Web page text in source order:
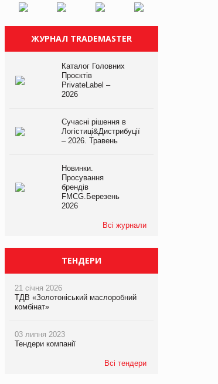
ЖУРНАЛ TRADEMASTER
Каталог Головних
Проєктів
PrivateLabel –
2026
Сучасні рішення в
Логістиці&Дистрибуції
– 2026. Травень
Новинки.
Просування
брендів
FMCG.Березень
2026
Всі журнали
ТЕНДЕРИ
21 січня 2026
ТДВ «Золотоніський маслоробний
комбінат»
03 липня 2023
Тендери компанії
Всі тендери